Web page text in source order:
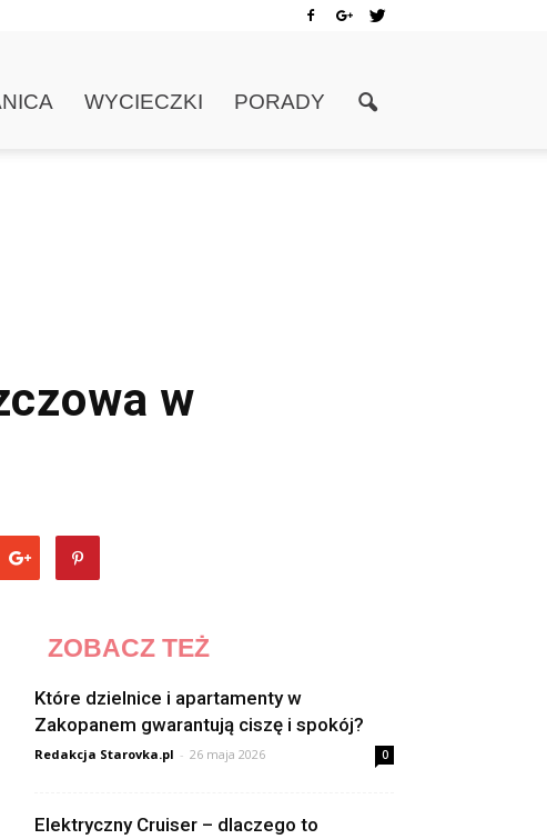
WYCIECZKI PORADY
w
ZOBACZ TEŻ
Które dzielnice i apartamenty w
Zakopanem gwarantują ciszę i spokój?
Redakcja Starovka.pl - 26 maja 2026 0
Elektryczny Cruiser – dlaczego to